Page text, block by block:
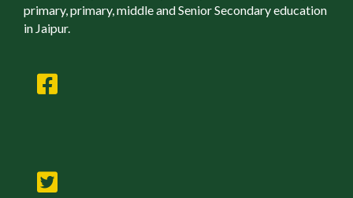
primary, primary, middle and Senior Secondary education
in Jaipur.